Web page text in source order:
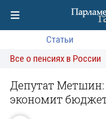
Статьи
Все о пенсиях в России
Депутат
экономит